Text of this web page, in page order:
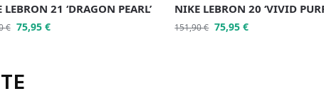
LEBRON 21 ‘DRAGON PEARL’
€ 75,95 €
NIKE LEBRON 20 ‘VIVID
151,90€ 75,95€